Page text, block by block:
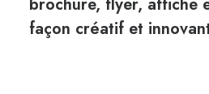
façon créatif et